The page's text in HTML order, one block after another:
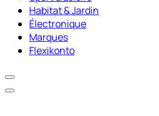
Habitat & Jardin
Électronique
Marques
Flexikonto